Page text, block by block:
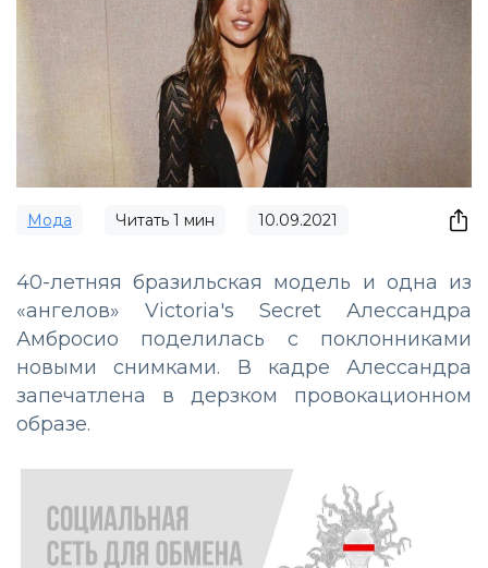
Мода Читать 1 мин 10.09.2021
40-летняя бразильская модель и одна из
«ангелов» Victoria's Secret Алессандра
Амбросио поделилась с поклонниками
новыми снимками. В кадре Алессандра
запечатлена в дерзком провокационном
образе.